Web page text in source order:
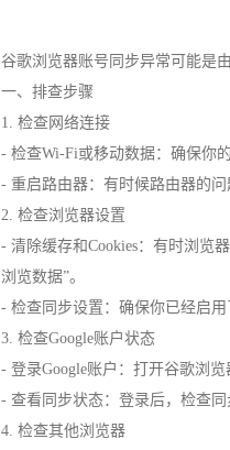
谷歌浏览器账号同步异常可能是
一、排查步骤
1. 检查网络连接
- 检查Wi-Fi或移动数据：确保你
- 重启路由器：有时候路由器的问
2. 检查浏览器设置
- 清除缓存和Cookies：有时浏览
浏览数据”。
- 检查同步设置：确保你已经启用
3. 检查Google账户状态
- 登录Google账户：打开谷歌浏览
- 查看同步状态：登录后，检查
4. 检查其他浏览器